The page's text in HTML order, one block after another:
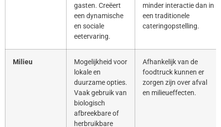
gasten. Creëert
een dynamische
en sociale
eetervaring.
minder interactie dan in
een traditionele
cateringopstelling.
Milieu
Mogelijkheid voor
lokale en
duurzame opties.
Vaak gebruik van
biologisch
afbreekbare of
herbruikbare
Afhankelijk van de
foodtruck kunnen er
zorgen zijn over afval
en milieueffecten.